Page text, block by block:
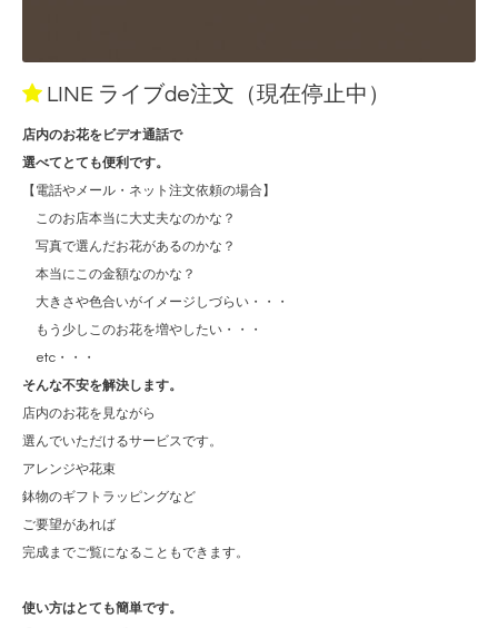
LINE ライブde注文（現在停止中）
店内のお花をビデオ通話で
選べてとても便利です。
【電話やメール・ネット注文依頼の場合】
このお店本当に大丈夫なのかな？
写真で選んだお花があるのかな？
本当にこの金額なのかな？
大きさや色合いがイメージしづらい・・・
もう少しこのお花を増やしたい・・・
etc・・・
そんな不安を解決します。
店内のお花を見ながら
選んでいただけるサービスです。
アレンジや花束
鉢物のギフトラッピングなど
ご要望があれば
完成までご覧になることもできます。
使い方はとても簡単です。